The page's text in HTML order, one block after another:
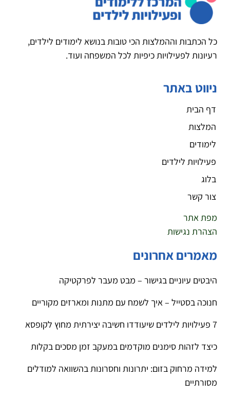
כל הכתבות וההמלצות הכי טובות בנושא לימודים לילדים,
רעיונות לפעילויות כיפיות לכל המשפחה ועוד.
ניווט באתר
דף הבית
המלצות
לימודים
פעילויות לילדים
בלוג
צור קשר
מפת אתר
הצהרת נגישות
מאמרים אחרונים
היבטים עיוניים בגישור – מבט מעבר לפרקטיקה
חנוכה בסטייל – איך לשמח עם מתנות ומארזים מקוריים
7 פעילויות לילדים שיעודדו חשיבה יצירתית מחוץ לקופסא
כיצד לזהות סימנים מוקדמים במעקב זמן מסכים בקלות
למידה מרחוק בזום: יתרונות וחסרונות בהשוואה למודלים
מסורתיים